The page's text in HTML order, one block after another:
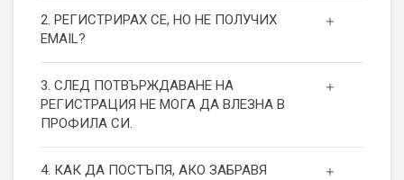
2. РЕГИСТРИРАХ СЕ, НО НЕ ПОЛУЧИХ
EMAIL?
3. СЛЕД ПОТВЪРЖДАВАНЕ НА
РЕГИСТРАЦИЯ НЕ МОГА ДА ВЛЕЗНА В
ПРОФИЛА СИ.
4. КАК ДА ПОСТЪПЯ, АКО ЗАБРАВЯ